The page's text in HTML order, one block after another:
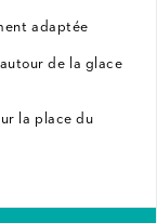
adaptée
de la glace
la place du